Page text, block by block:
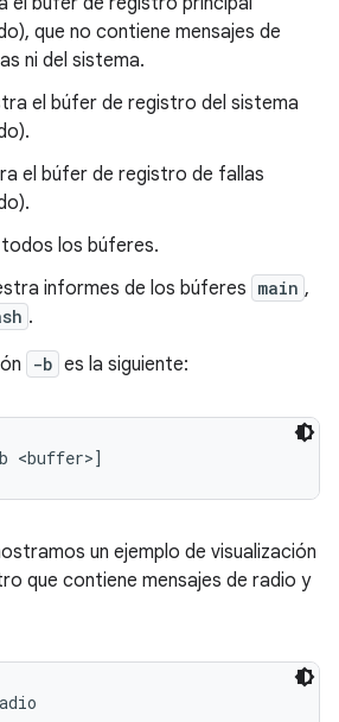
que no contiene mensajes de
ni del sistema.
el búfer de registro del sistema
el búfer de registro de fallas
los búferes.
informes de los búferes main ,
.
-b es la siguiente:
un ejemplo de visualización
que contiene mensajes de radio y